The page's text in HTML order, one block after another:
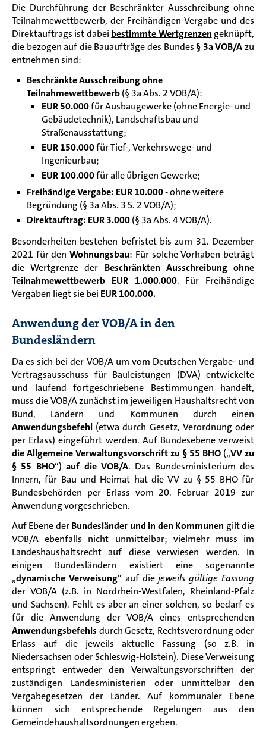
Die Durchführung der Beschränkter Ausschreibung ohne
Teilnahmewettbewerb, der Freihändigen Vergabe und des
Direktauftrags ist dabei bestimmte Wertgrenzen geknüpft,
die bezogen auf die Bauaufträge des Bundes § 3a VOB/Azu
entnehmen sind:
Beschränkte Ausschreibung ohne
Teilnahmewettbewerb(§ 3a Abs. 2 VOB/A):
EUR 50.000für Ausbaugewerke (ohne Energie- und
Gebäudetechnik), Landschaftsbau und
Straßenausstattung;
EUR 150.000für Tief-, Verkehrswege- und
Ingenieurbau;
EUR 100.000für alle übrigen Gewerke;
Freihändige Vergabe: EUR 10.000- ohne weitere
Begründung (§ 3a Abs. 3 S. 2 VOB/A);
Direktauftrag: EUR 3.000(§ 3a Abs. 4 VOB/A).
Besonderheiten bestehen befristet bis zum 31. Dezember
2021 für denWohnungsbau: Für solche Vorhaben beträgt
die Wertgrenze der Beschränkten Ausschreibung ohne
Teilnahmewettbewerb EUR 1.000.000. Für Freihändige
Vergaben liegt sie bei EUR 100.000.
Anwendung der VOB/A in den
Bundesländern
Da es sich bei der VOB/A um vom Deutschen Vergabe- und
Vertragsausschuss für Bauleistungen (DVA) entwickelte
und laufend fortgeschriebene Bestimmungen handelt,
muss die VOB/A zunächst im jeweiligen Haushaltsrecht von
Bund, Ländern und Kommunen durch einen
Anwendungsbefehl (etwa durch Gesetz, Verordnung oder
per Erlass) eingeführt werden. Auf Bundesebene verweist
die Allgemeine Verwaltungsvorschrift zu § 55 BHO („VV zu
§ 55 BHO“) auf die VOB/A. Das Bundesministerium des
Innern, für Bau und Heimat hat die VV zu § 55 BHO für
Bundesbehörden per Erlass vom 20. Februar 2019 zur
Anwendung vorgeschrieben.
Auf Ebene derBundesländer und in den Kommunen gilt die
VOB/A ebenfalls nicht unmittelbar; vielmehr muss im
Landeshaushaltsrecht auf diese verwiesen werden. In
einigen Bundesländern existiert eine sogenannte
„dynamische Verweisung“ auf diejeweils gültige Fassung
der VOB/A (z.B. in Nordrhein-Westfalen, Rheinland-Pfalz
und Sachsen). Fehlt es aber an einer solchen, so bedarf es
für die Anwendung der VOB/A eines entsprechenden
Anwendungsbefehls durch Gesetz, Rechtsverordnung oder
Erlass auf die jeweils aktuelle Fassung (so z.B. in
Niedersachsen oder Schleswig-Holstein). Diese Verweisung
entspringt entweder den Verwaltungsvorschriften der
zuständigen Landesministerien oder unmittelbar den
Vergabegesetzen der Länder. Auf kommunaler Ebene
können sich entsprechende Regelungen aus den
Gemeindehaushaltsordnungen ergeben.